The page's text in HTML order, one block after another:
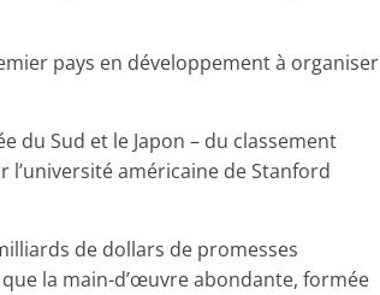
pays en développement à organiser
du Sud et le Japon – du classement
l’université américaine de Stanford
de dollars de promesses
la main-d’œuvre abondante, formée